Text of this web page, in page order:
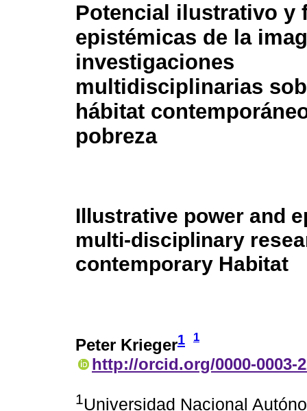
Potencial ilustrativo y
epistémicas de la
investigaciones
multidisciplinarias
hábitat
pobreza
Illustrative power and
multi-disciplinary
contemporary Habitat
Peter Krieger1 1
http://orcid.org/0000-0003-
1Universidad Nacional